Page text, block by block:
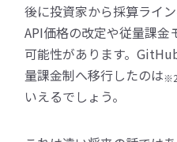
後に投資家から採算ライ
API価格の改定や従量課金
可能性があります。
量課金制へ移行したのは※2
いえるでしょう。